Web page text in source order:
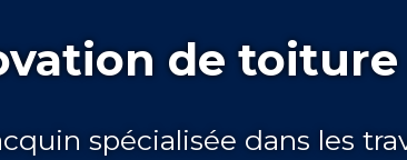
de toiture
spécialisée dans les